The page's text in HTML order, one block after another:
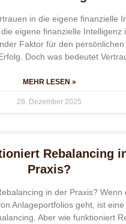
in die eigene finanzielle
eigene finanzielle Intelligenz
Faktor für den persönlichen
Doch was bedeutet
MEHR LESEN »
28. Dezember 2025
Rebalancing
Praxis?
in der Praxis? Wenn
Anlageportfolios geht, ist
Aber wie funktioniert